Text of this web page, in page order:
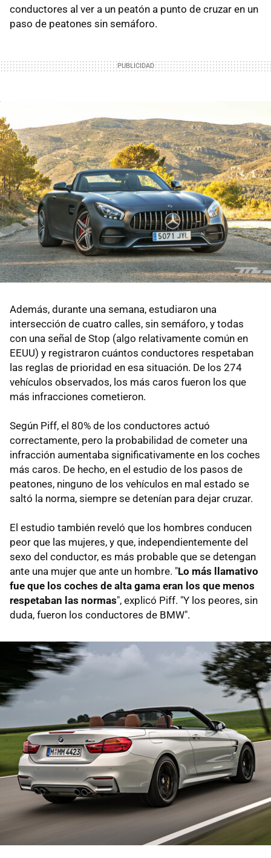
conductores al ver a un peatón a punto de cruzar en un
paso de peatones sin semáforo.
Además, durante una semana, estudiaron una
intersección de cuatro calles, sin semáforo, y todas
con una señal de Stop (algo relativamente común en
EEUU) y registraron cuántos conductores respetaban
las reglas de prioridad en esa situación. De los 274
vehículos observados, los más caros fueron los que
más infracciones cometieron.
Según Piff, el 80% de los conductores actuó
correctamente, pero la probabilidad de cometer una
infracción aumentaba significativamente en los coches
más caros. De hecho, en el estudio de los pasos de
peatones, ninguno de los vehículos en mal estado se
saltó la norma, siempre se detenían para dejar cruzar.
El estudio también reveló que los hombres conducen
peor que las mujeres, y que, independientemente del
sexo del conductor, es más probable que se detengan
ante una mujer que ante un hombre. "Lo más llamativo
fue que los coches de alta gama eran los que menos
respetaban las normas", explicó Piff. "Y los peores, sin
duda, fueron los conductores de BMW".